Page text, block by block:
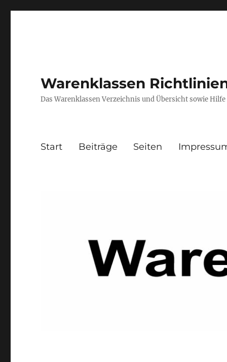
Warenklassen
Das Warenklassen Verzeichnis und Übersicht sowie
Start Beiträge Seiten